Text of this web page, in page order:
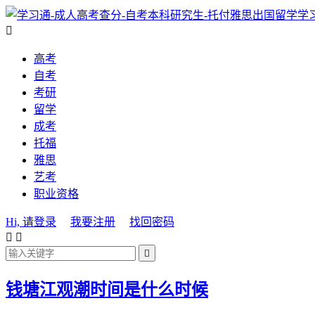
学

高考
自考
考研
留学
成考
托福
雅思
艺考
职业资格
Hi, 请登录 我要注册
找回密码
 

钱塘江观潮时间是什么时候